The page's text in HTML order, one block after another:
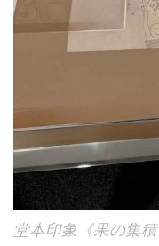
堂本印象《果の集